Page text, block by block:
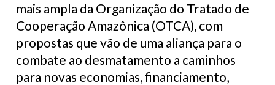
mais ampla da Organização do Tratado de
Cooperação Amazônica (OTCA), com
propostas que vão de uma aliança para o
combate ao desmatamento a caminhos
para novas economias, financiamento,